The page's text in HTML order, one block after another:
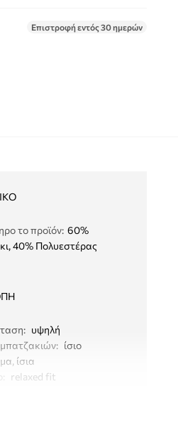
Επιστροφή εντός 30 ημερών
το προϊόν: 60%
40% Πολυεστέρας
: υψηλή
: ίσιο
ίσια
relaxed fit